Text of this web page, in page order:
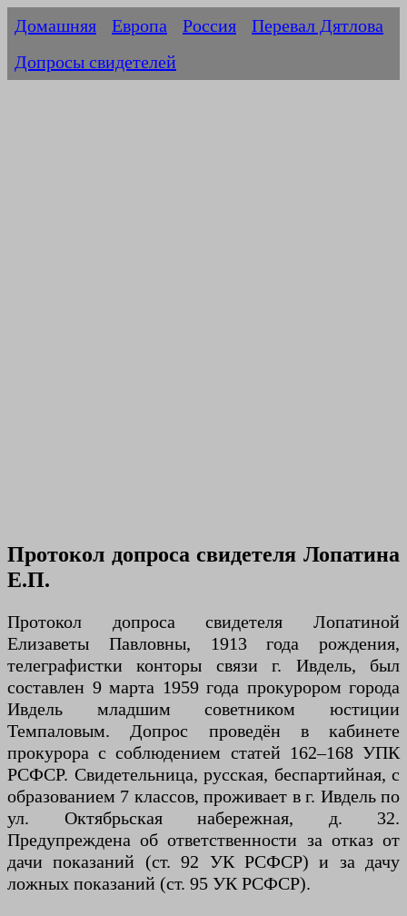
Домашняя Европа Россия
Перевал Дятлова
Допросы свидетелей
Протокол допроса свидетеля Лопатина
Е.П.
Протокол допроса свидетеля Лопатиной
Елизаветы Павловны, 1913 года рождения,
телеграфистки конторы связи г. Ивдель, был
составлен 9 марта 1959 года прокурором города
Ивдель младшим советником юстиции
Темпаловым. Допрос проведён в кабинете
прокурора с соблюдением статей 162–168 УПК
РСФСР. Свидетельница, русская, беспартийная, с
образованием 7 классов, проживает в г. Ивдель по
ул. Октябрьская набережная, д. 32.
Предупреждена об ответственности за отказ от
дачи показаний (ст. 92 УК РСФСР) и за дачу
ложных показаний (ст. 95 УК РСФСР).